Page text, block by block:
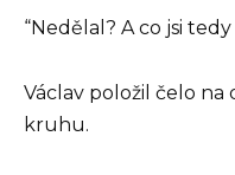
“Nedělal? A co jsi
Václav položil čelo na
kruhu.